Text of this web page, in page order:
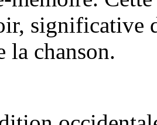
significative
la chanson.